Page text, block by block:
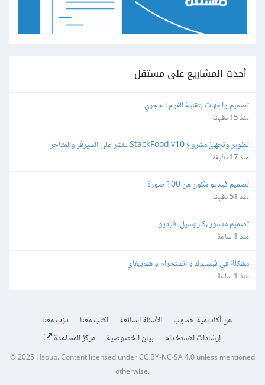
أحدث المشاريع على مستقل
تصميم واجهات بتقنية الفوم الحجري
منذ 15 دقيقة
تطوير وتجهيز مشروع StackFood v10 للنشر على السيرفر والمتاجر
منذ 17 دقيقة
تصميم فيديو مكون من 100 صورة
منذ 51 دقيقة
تصميم منشور ،كاروسيل، فيديو
منذ 1 ساعة
مشكلة في فيسبوك و انستجرام و شوبيفاي
منذ 1 ساعة
عن أكاديمية حسوب الأسئلة الشائعة اكتب معنا
درّب معنا
إرشادات الاستخدام
بيان الخصوصية مركز المساعدة
© 2025 Hsoub.Content licensed underCC BY-NC-SA 4.0unless mentioned
otherwise.